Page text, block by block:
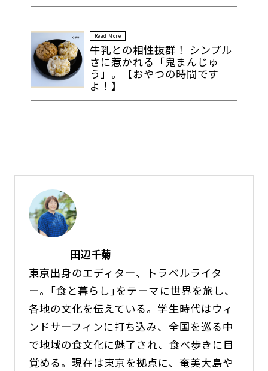
Read More
牛乳との相性抜群！ シンプル
さに惹かれる「鬼まんじゅ
う」。【おやつの時間です
よ！】
田辺千菊
東京出身のエディター、トラベルライタ
ー。｢食と暮らし｣をテーマに世界を旅し、
各地の文化を伝えている。学生時代はウィ
ンドサーフィンに打ち込み、全国を巡る中
で地域の食文化に魅了され、食べ歩きに目
覚める。現在は東京を拠点に、奄美大島や